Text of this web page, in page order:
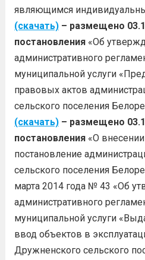
являющимся
(скачать)– размещено
постановления «Об
административного
муниципальной услуги
правовых актов
сельского поселения
(скачать)– размещено
постановления«О
постановление
сельского поселения
марта 2014 года № 43 «Об
административного
муниципальной услуги
ввод объектов в
Дружненского сельского